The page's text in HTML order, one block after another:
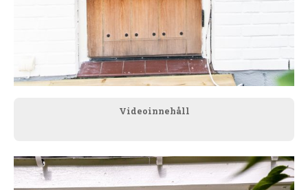
Videoinnehåll